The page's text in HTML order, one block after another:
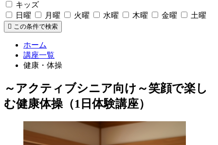
キッズ
日曜
月曜 火曜 水曜 木曜 金曜 土曜
この条件で検索
ホーム
講座一覧
健康・体操
～アクティブシニア向け～笑顔で楽し
む健康体操（1日体験講座）